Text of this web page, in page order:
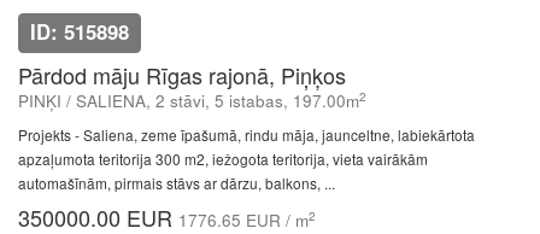
ID: 515898
Pārdod māju Rīgas rajonā, Piņķos
PINĶI / SALIENA, 2 stāvi, 5 istabas, 197.00m2
Projekts - Saliena, zeme īpašumā, rindu māja, jaunceltne, labiekārtota
apzaļumota teritorija 300 m2, iežogota teritorija, vieta vairākām
automašīnām, pirmais stāvs ar dārzu, balkons, ...
350000.00 EUR 1776.65 EUR / m2